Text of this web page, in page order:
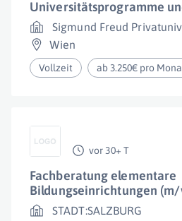
Universitätsprogramme
Sigmund Freud
Wien
Vollzeit ab 3.250€ pro
vor 30+ T
Fachberatung elementare
Bildungseinrichtungen
STADT:SALZBURG